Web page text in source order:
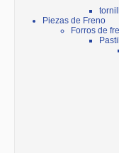
Piezas de Freno
Forros de